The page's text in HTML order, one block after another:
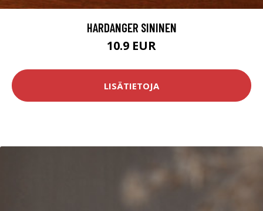
HARDANGER SININEN
10.9 EUR
LISÄTIETOJA